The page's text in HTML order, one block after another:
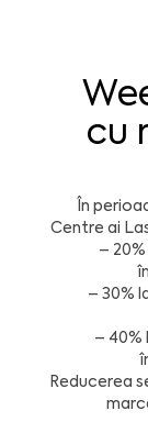
cu
În
Centre ai
–
– 30%
– 40%
Reducerea